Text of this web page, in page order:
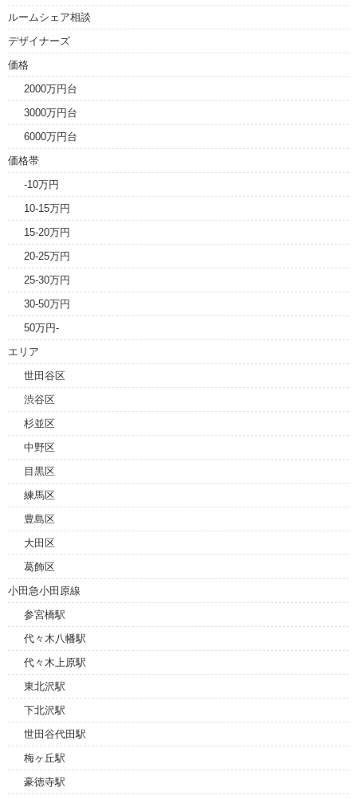
ルームシェア相談
デザイナーズ
価格
2000万円台
3000万円台
6000万円台
価格帯
-10万円
10-15万円
15-20万円
20-25万円
25-30万円
30-50万円
50万円-
エリア
世田谷区
渋谷区
杉並区
中野区
目黒区
練馬区
豊島区
大田区
葛飾区
小田急小田原線
参宮橋駅
代々木八幡駅
代々木上原駅
東北沢駅
下北沢駅
世田谷代田駅
梅ヶ丘駅
豪徳寺駅